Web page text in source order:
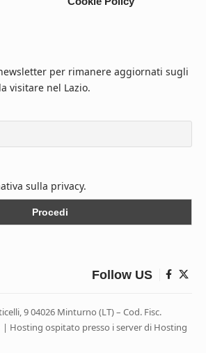
per rimanere aggiornati sugli
visitare nel Lazio.
sulla privacy.
Follow US
9 04026 Minturno (LT) – Cod. Fisc.
| Hosting ospitato presso i server di Hosting